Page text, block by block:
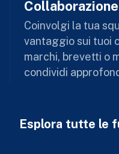
Collaborazione
Coinvolgi la tua
vantaggio sui tuoi
marchi, brevetti o
condividi
Esplora tutte le